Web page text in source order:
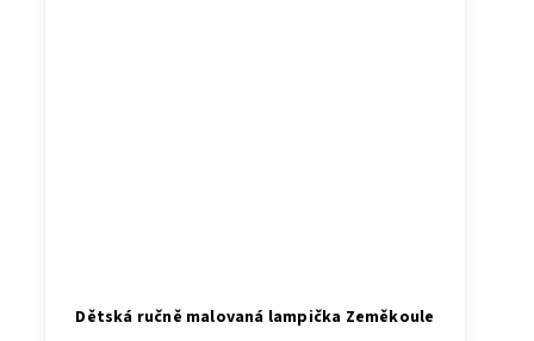
Dětská ručně malovaná lampička Zeměkoule